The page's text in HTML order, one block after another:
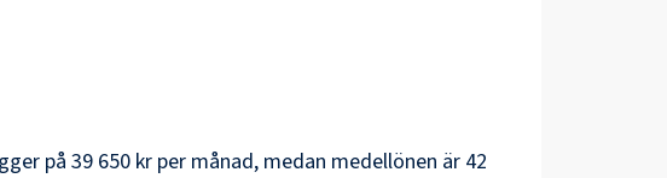
på39 650 kr per månad, medan medellönen är 42